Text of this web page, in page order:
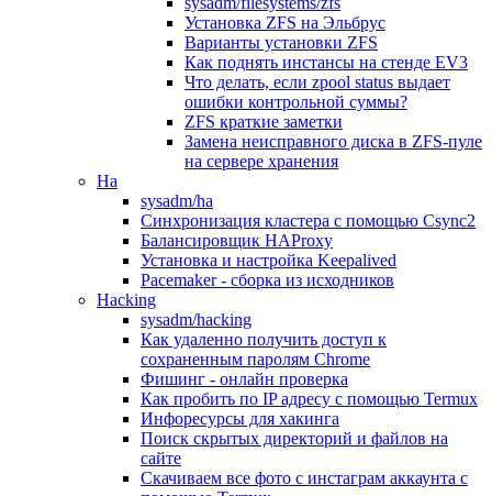
Установка ZFS на Эльбрус
Варианты установки ZFS
Как поднять инстансы на стенде EV3
Что делать, если zpool status выдает
ошибки контрольной суммы?
ZFS краткие заметки
Замена неисправного диска в ZFS-пуле
на сервере хранения
Ha
sysadm/ha
Синхронизация кластера с помощью Csync2
Балансировщик HAProxy
Установка и настройка Keepalived
Pacemaker - сборка из исходников
Hacking
sysadm/hacking
Как удаленно получить доступ к
сохраненным паролям Chrome
Фишинг - онлайн проверка
Как пробить по IP адресу с помощью Termux
Инфоресурсы для хакинга
Поиск скрытых директорий и файлов на
сайте
Скачиваем все фото с инстаграм аккаунта с